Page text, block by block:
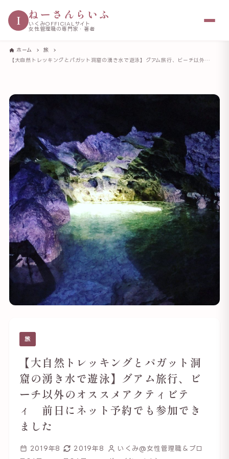
I ねーさんらいふ
いくみOFFICIALサイト
女性管理職の専門家・著者
ホーム
旅
【大自然トレッキングとパガット洞窟の湧き水で遊泳】グアム旅行、ビーチ以外のオススメアクティビティ 前日にネット予約でも参加できました
旅
【大自然トレッキングとパガット洞
窟の湧き水で遊泳】グアム旅行、ビ
ーチ以外のオススメアクティビテ
ィ 前日にネット予約でも参加でき
ました
2019年8
2019年8
いくみ@女性管理職＆ブロ